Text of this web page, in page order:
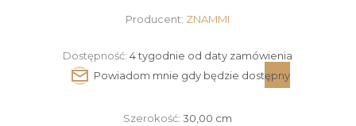
Producent: ZNAMMI
Dostępność: 4 tygodnie od daty zamówienia
Szerokość:30,00 cm